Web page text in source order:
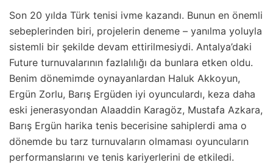
Son 20 yılda Türk tenisi ivme kazandı. Bunun en önemli
sebeplerinden biri, projelerin deneme – yanılma yoluyla
sistemli bir şekilde devam ettirilmesiydi. Antalya’daki
Future turnuvalarının fazlalılığı da bunlara etken oldu.
Benim dönemimde oynayanlardan Haluk Akkoyun,
Ergün Zorlu, Barış Ergüden iyi oyunculardı, keza daha
eski jenerasyondan Alaaddin Karagöz, Mustafa Azkara,
Barış Ergün harika tenis becerisine sahiplerdi ama o
dönemde bu tarz turnuvaların olmaması oyuncuların
performanslarını ve tenis kariyerlerini de etkiledi.